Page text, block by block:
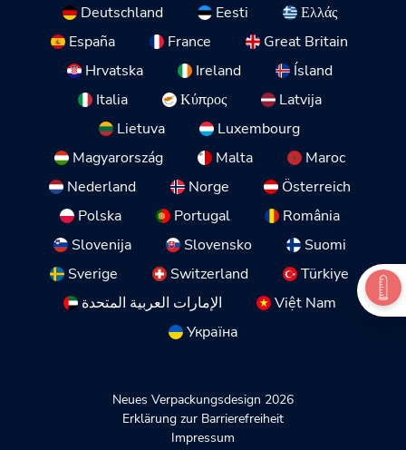
Deutschland
Eesti
Ελλάς
España
France
Great Britain
Hrvatska
Ireland
Ísland
Italia
Κύπρος
Latvija
Lietuva
Luxembourg
Magyarország
Malta
Maroc
Nederland
Norge
Österreich
Polska
Portugal
România
Slovenija
Slovensko
Suomi
Sverige
Switzerland
Türkiye
الإمارات العربية المتحدة
Việt Nam
Україна
Neues Verpackungsdesign 2026
Erklärung zur Barrierefreiheit
Impressum